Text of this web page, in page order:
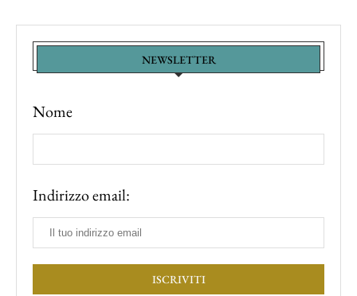
NEWSLETTER
Nome
Indirizzo email: